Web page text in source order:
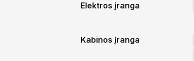
Elektros įranga
Kabinos įranga